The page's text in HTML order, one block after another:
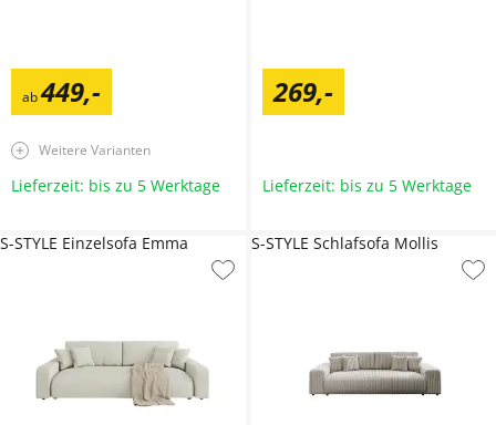
ab449,-
Weitere Varianten
Lieferzeit: bis zu 5 Werktage
269,-
Lieferzeit: bis zu 5 Werktage
S-STYLE Einzelsofa Emma S-STYLE Schlafsofa Mollis